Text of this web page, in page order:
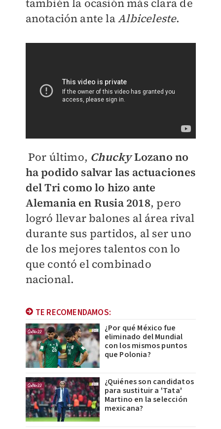
también la ocasión más clara de
anotación ante laAlbiceleste.
Por último, ChuckyLozano no
ha podido salvar las actuaciones
del Tri como lo hizo ante
Alemania en Rusia 2018, pero
logró llevar balones al área rival
durante sus partidos, al ser uno
de los mejores talentos con lo
que contó el combinado
nacional.
TE RECOMENDAMOS:
¿Por qué México fue
eliminado del Mundial
con los mismos puntos
que Polonia?
¿Quiénes son candidatos
para sustituir a 'Tata'
Martino en la selección
mexicana?